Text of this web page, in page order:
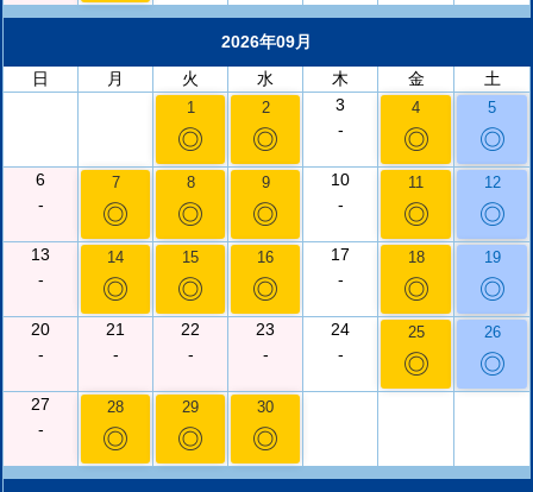
2026年09月
日
月 火 水 木 金 土
1
◎
2
◎
3
-
4
◎
5
◎
6
-
7
◎
8
◎
9
◎
10
-
11
◎
12
◎
13
-
14
◎
15
◎
16
◎
17
-
18
◎
19
◎
20
-
21
-
22
-
23
-
24
-
25
◎
26
◎
27
-
28
◎
29
◎
30
◎